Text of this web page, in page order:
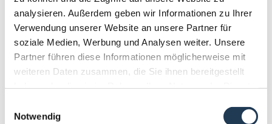
analysieren. Außerdem geben wir Informationen zu Ihrer
Verwendung unserer Website an unsere Partner für
soziale Medien, Werbung und Analysen weiter. Unsere
Partner führen diese Informationen möglicherweise mit
weiteren Daten zusammen, die Sie ihnen bereitgestellt
Notwendig
Ausgleich durch destruktive Interferenz
Active Noise Control (ANC)
Anwendung in verzweigten Abwasserrohren
Messergebnisse, Betriebsschwingungsanalyse
Benedikt Lipphard, Flender GmbH